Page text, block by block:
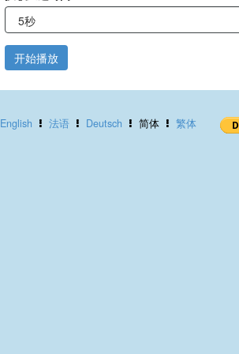
开始播放
English 法语 Deutsch 简体 繁体